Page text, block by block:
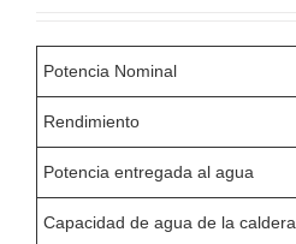
página
producto
Potencia Nominal
Rendimiento
Potencia entregada al agua
Capacidad de agua de la caldera